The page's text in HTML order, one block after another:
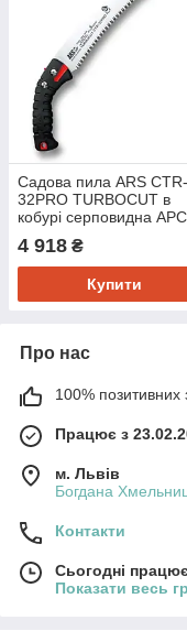
Садова пила ARS СТR-
32PRO TURBOCUT в
кобурі серповидна АРС
для обрізання гілок
4 918 ₴
Купити
Про нас
100% позитивних
Працює з
м. Львів
Богдана
Контакти
Сьогодні
Показати весь